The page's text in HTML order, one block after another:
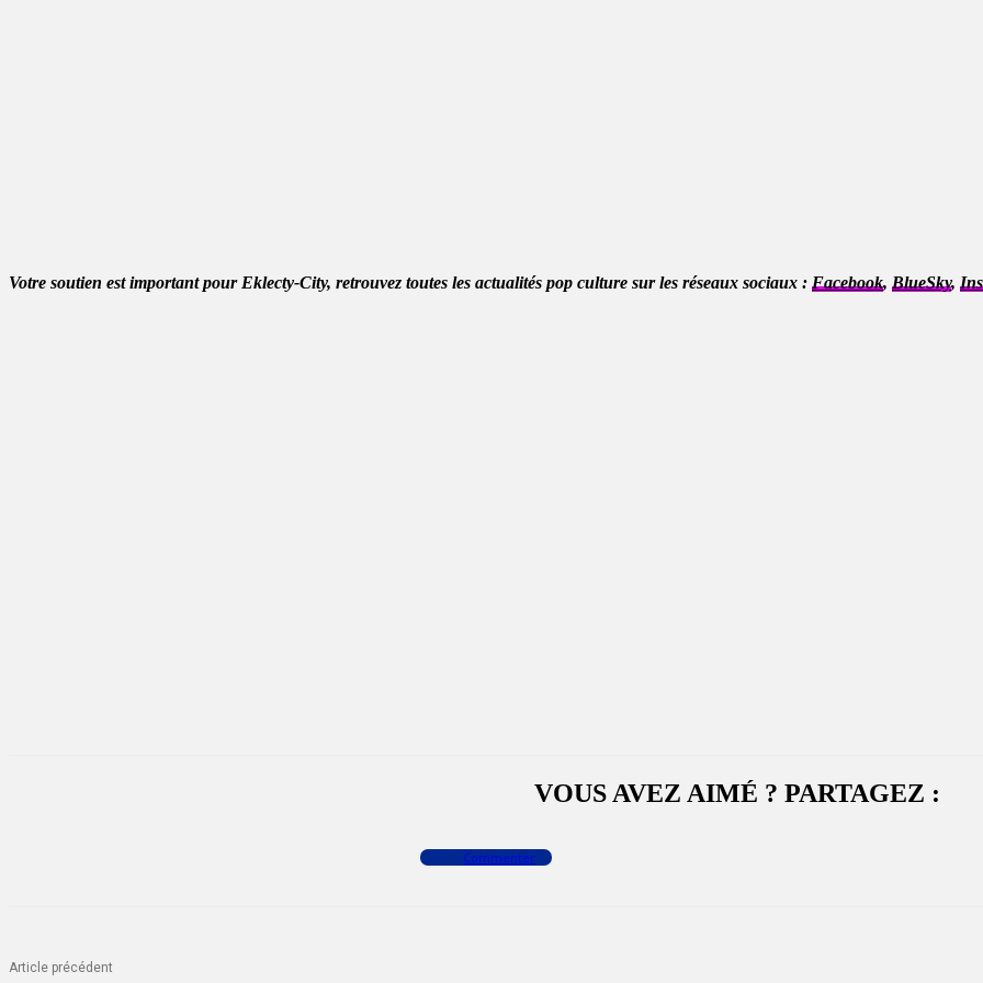
Votre soutien est important pour Eklecty-City, retrouvez toutes les actualités pop culture sur les réseaux sociaux : Facebook, BlueSky,
VOUS AVEZ AIMÉ ? PARTAGEZ :
Commenter
Article précédent